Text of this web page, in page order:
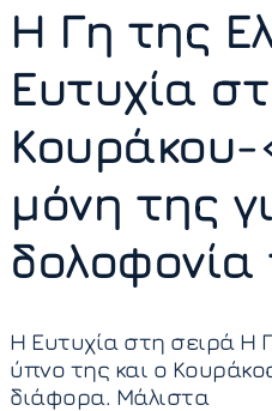
Η Γη της
Ευτυχία
μόνη της
Η Ευτυχία στη σειρά Η
ύπνο της και ο
διάφορα. Μάλιστα